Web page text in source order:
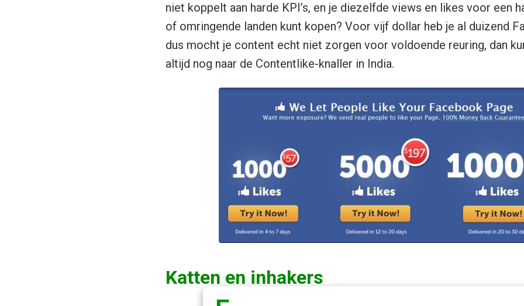
niet koppelt aan harde KPI’s, en je diezelfde views en likes voor een
of omringende landen kunt kopen? Voor vijf dollar heb je al duizend
dus mocht je content echt niet zorgen voor voldoende reuring, dan
altijd nog naar de Contentlike-knaller in India.
Katten en inhakers